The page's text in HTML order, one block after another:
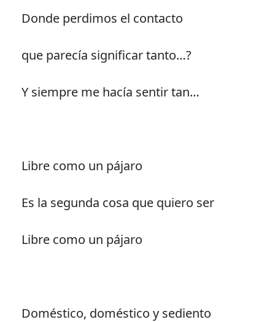
Donde perdimos el contacto
que parecía significar tanto…?
Y siempre me hacía sentir tan…
Libre como un pájaro
Es la segunda cosa que quiero ser
Libre como un pájaro
Doméstico, doméstico y sediento